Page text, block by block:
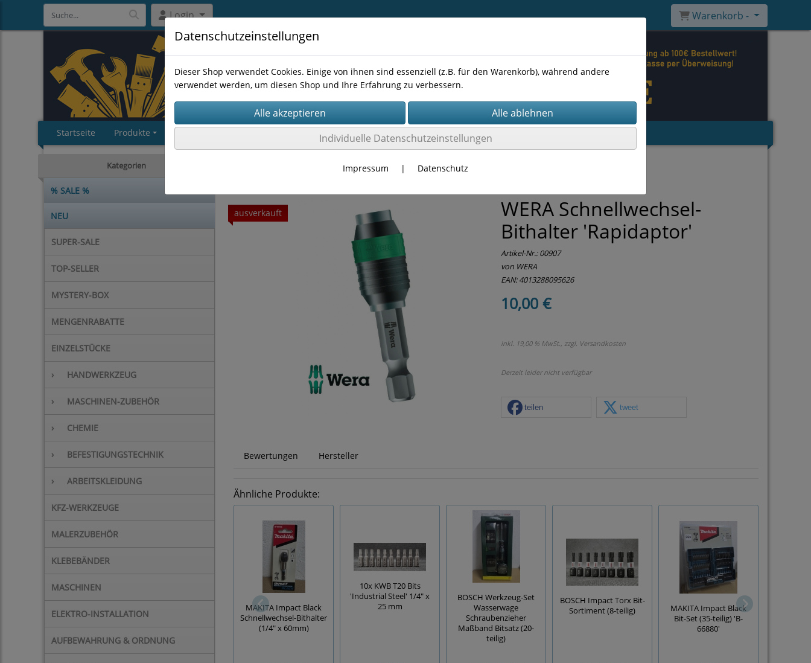
Login Warenkorb -
Startseite Produkte
Kategorien
% SALE %
NEU
SUPER-SALE
TOP-SELLER
MYSTERY-BOX
MENGENRABATTE
EINZELSTÜCKE
› HANDWERKZEUG
› MASCHINEN-ZUBEHÖR
› CHEMIE
› BEFESTIGUNGSTECHNIK
› ARBEITSKLEIDUNG
KFZ-WERKZEUGE
MALERZUBEHÖR
KLEBEBÄNDER
MASCHINEN
ELEKTRO-INSTALLATION
AUFBEWAHRUNG & ORDNUNG
ausverkauft
WERA Schnellwechsel-
Bithalter 'Rapidaptor'
Artikel-Nr.:00907
von WERA
EAN: 4013288095626
10,00 €
inkl. 19,00 % MwSt., zzgl. Versandkosten
Derzeit leider nicht verfügbar
teilen tweet
Bewertungen Hersteller
Ähnliche Produkte:
MAKITA Impact Black
Schnellwechsel-Bithalter
(1/4" x 60mm)
10x KWB T20 Bits
'Industrial Steel' 1/4" x
25 mm
BOSCH Werkzeug-Set
Wasserwage
Schraubenzieher
Maßband Bitsatz (20-
teilig)
BOSCH Impact Torx Bit-
Sortiment (8-teilig)
MAKITA Impact Black
Bit-Set (35-teilig) 'B-
66880'
Datenschutzeinstellungen
Dieser Shop verwendet Cookies. Einige von ihnen sind essenziell (z.B. für den Warenkorb), während andere
verwendet werden, um diesen Shop und Ihre Erfahrung zu verbessern.
Individuelle Datenschutzeinstellungen
Impressum | Datenschutz